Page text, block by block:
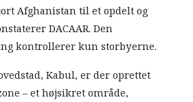
Afghanistan til et opdelt og
DACAAR. Den
kontrollerer kun storbyerne.
Kabul, er der oprettet
– et højsikret område,